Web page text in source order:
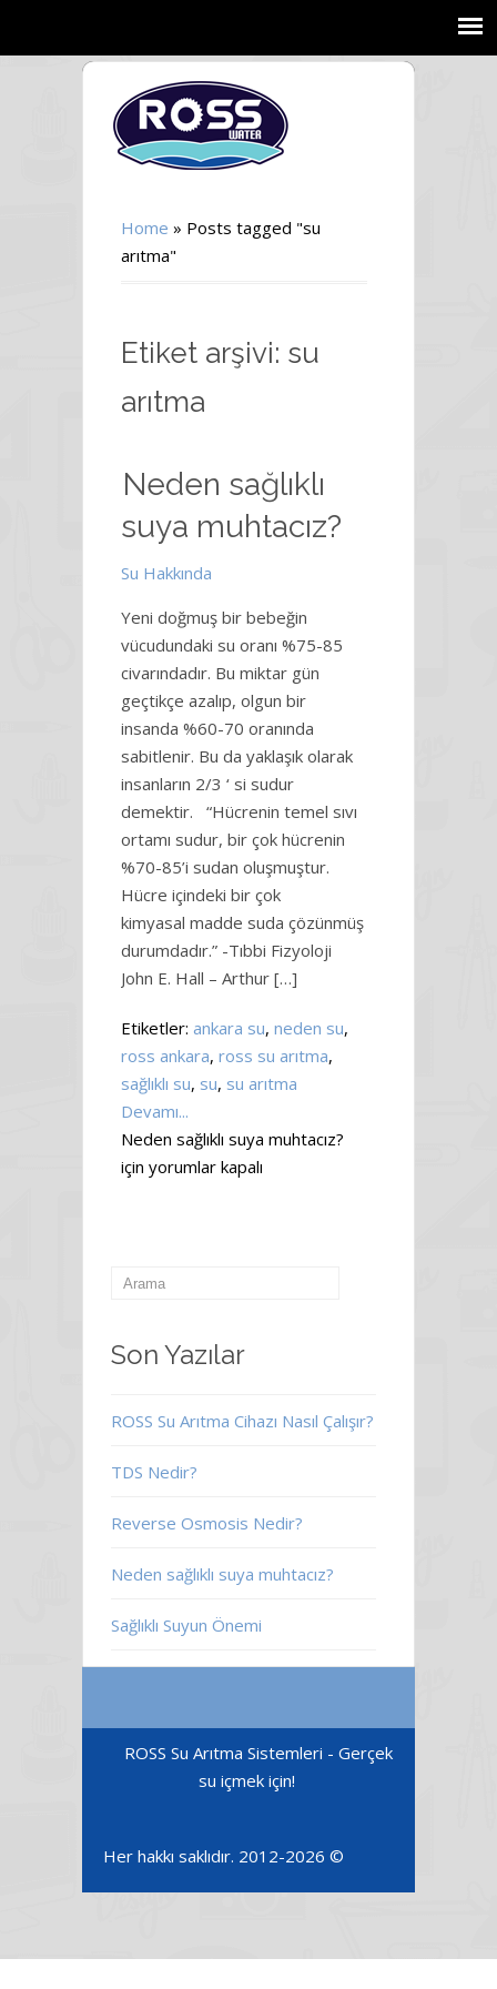
Home » Posts tagged "su
arıtma"
Etiket arşivi: su
arıtma
Neden sağlıklı
suya muhtacız?
Su Hakkında
Yeni doğmuş bir bebeğin
vücudundaki su oranı %75-85
civarındadır. Bu miktar gün
geçtikçe azalıp, olgun bir
insanda %60-70 oranında
sabitlenir. Bu da yaklaşık olarak
insanların 2/3 ‘ si sudur
demektir. “Hücrenin temel sıvı
ortamı sudur, bir çok hücrenin
%70-85’i sudan oluşmuştur.
Hücre içindeki bir çok
kimyasal madde suda çözünmüş
durumdadır.” -Tıbbi Fizyoloji
John E. Hall – Arthur […]
Etiketler: ankara su, neden su,
ross ankara, ross su arıtma,
sağlıklı su, su, su arıtma
Devamı...
Neden sağlıklı suya muhtacız?
için yorumlar kapalı
Son Yazılar
ROSS Su Arıtma Cihazı Nasıl Çalışır?
TDS Nedir?
Reverse Osmosis Nedir?
Neden sağlıklı suya muhtacız?
Sağlıklı Suyun Önemi
ROSS Su Arıtma Sistemleri - Gerçek
su içmek için!
Her hakkı saklıdır. 2012-2026 ©